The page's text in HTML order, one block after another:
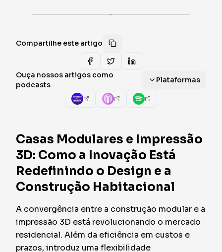
·
Compartilhe este artigo
Ouça nossos artigos como
podcasts
Plataformas
Casas Modulares e Impressão
3D: Como a Inovação Está
Redefinindo o Design e a
Construção Habitacional
A convergência entre a construção modular e a
impressão 3D está revolucionando o mercado
residencial. Além da eficiência em custos e
prazos, introduz uma flexibilidade